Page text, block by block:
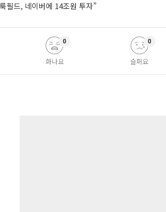
필드, 네이버에 14조원 투자”
화나요
0
슬퍼요
0